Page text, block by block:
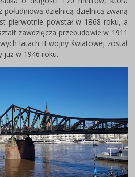
południową dzielnicą dzielnicą zwaną
pierwotnie powstał w 1868 roku, a
zawdzięcza przebudowie w 1911
latach II wojny światowej został
już w 1946 roku.